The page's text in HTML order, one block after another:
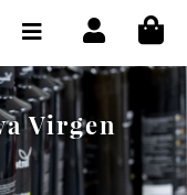
Virgen
ONLINE